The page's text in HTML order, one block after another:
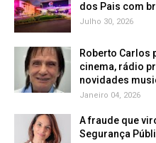
dos Pais com
Julho 30, 2026
Roberto Carlos
cinema, rádio
novidades
Janeiro 04, 2026
A fraude que
Segurança